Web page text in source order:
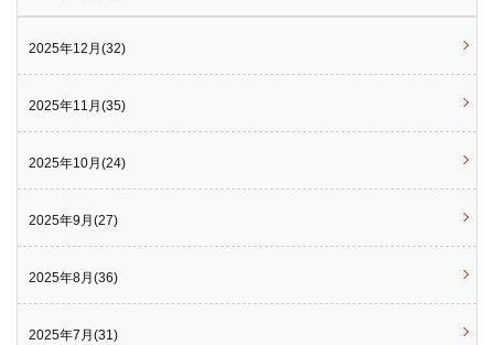
2025年12月(32)
2025年11月(35)
2025年10月(24)
2025年9月(27)
2025年8月(36)
2025年7月(31)